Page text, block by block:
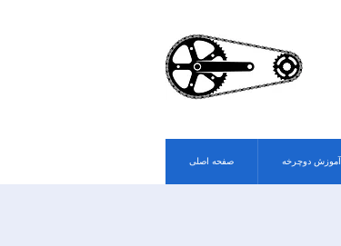
صفحه اصلی آموزش دوچرخه